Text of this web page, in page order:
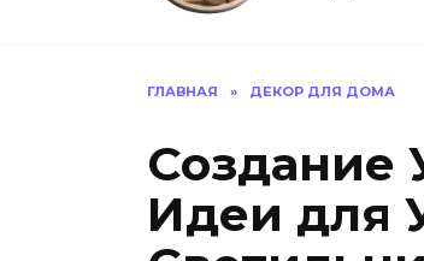
ГЛАВНАЯ » ДЕКОР ДЛЯ ДОМА
Создание
Идеи для